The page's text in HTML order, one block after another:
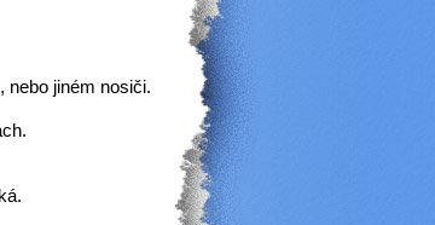
nebo jiném nosiči.